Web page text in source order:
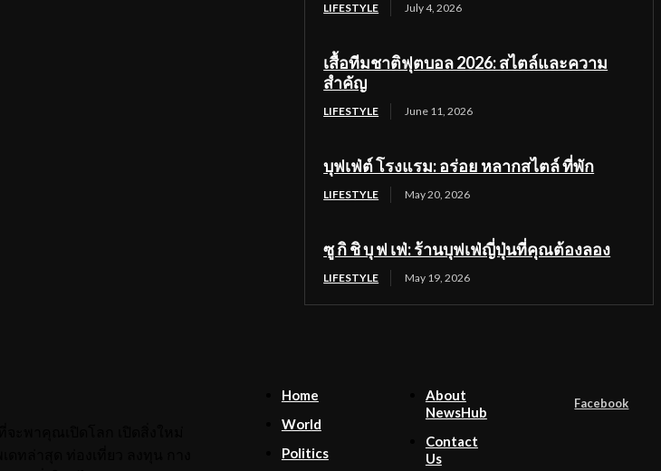
LIFESTYLE July 4, 2026
เสื้อทีมชาติฟุตบอล 2026: สไตล์และความ
สำคัญ
LIFESTYLE June 11, 2026
บุฟเฟ่ต์ โรงแรม: อร่อย หลากสไตล์ ที่พัก
LIFESTYLE May 20, 2026
ซู กิ ชิ บุ ฟ เฟ่: ร้านบุฟเฟ่ญี่ปุ่นที่คุณต้องลอง
LIFESTYLE May 19, 2026
Home
World
Politics
About
NewsHub
Contact
Us
Facebook